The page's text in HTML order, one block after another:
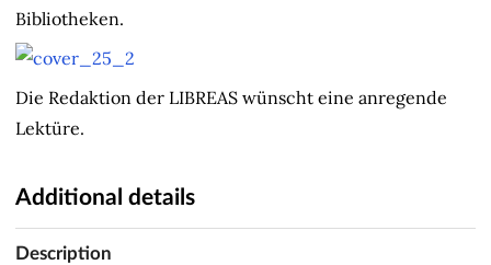
Bibliotheken.
Die Redaktion der LIBREAS wünscht eine anregende
Lektüre.
Additional details
Description